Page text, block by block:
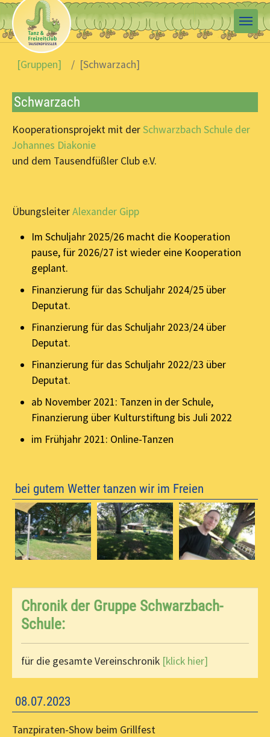
Skip to main content
You are here:
[Gruppen]
[Schwarzach]
Schwarzach
Kooperationsprojekt mit derSchwarzbach Schule der
Johannes Diakonie
und dem Tausendfüßler Club e.V.
ÜbungsleiterAlexander Gipp
Im Schuljahr 2025/26 macht die Kooperation
pause, für 2026/27 ist wieder eine Kooperation
geplant.
Finanzierung für das Schuljahr 2024/25 über
Deputat.
Finanzierung für das Schuljahr 2023/24 über
Deputat.
Finanzierung für das Schuljahr 2022/23 über
Deputat.
ab November 2021: Tanzen in der Schule,
Finanzierung über Kulturstiftung bis Juli 2022
im Frühjahr 2021: Online-Tanzen
bei gutem Wetter tanzen wir im Freien
Chronik der Gruppe Schwarzbach-
Schule:
für die gesamte Vereinschronik [klick hier]
08.07.2023
Tanzpiraten-Show beim Grillfest